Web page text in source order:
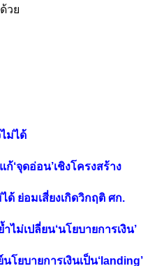
วย
ม่ได้
ก้‘จุดอ่อน’เชิงโครงสร้าง
ย่อมเสี่ยงเกิดวิกฤติ ศก.
ไม่เปลี่ยน‘นโยบายการเงิน’
โยบายการเงินเป็น‘landing’